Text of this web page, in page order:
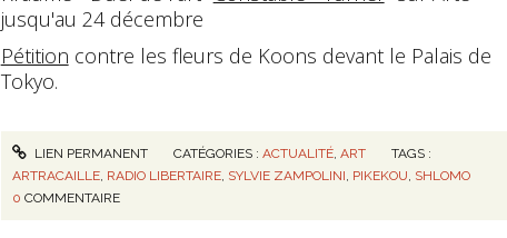
jusqu'au 24 décembre
Pétition contre les fleurs de Koons devant le Palais de
Tokyo.
LIEN PERMANENT CATÉGORIES :ACTUALITÉ ,ART
TAGS :
ARTRACAILLE, RADIO LIBERTAIRE, SYLVIE ZAMPOLINI PIKEKOU SHLOMO
0 COMMENTAIRE